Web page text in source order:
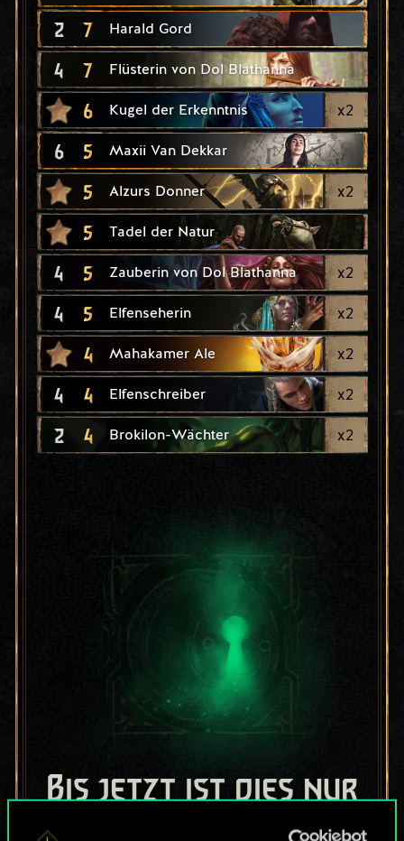
2 7 Harald Gord
4 7 Flüsterin von Dol Blathanna
6 Kugel der Erkenntnis x2
6 5 Maxii Van Dekkar
5 Alzurs Donner x2
5 Tadel der Natur
4 5 Zauberin von Dol Blathanna x2
4 5 Elfenseherin x2
4 Mahakamer Ale x2
4 4 Elfenschreiber x2
2 4 Brokilon-Wächter x2
Bis jetzt ist dies nur
ein geteilter Satz